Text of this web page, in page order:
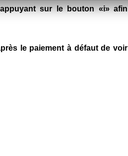
sur le bouton «i» afin
le paiement à défaut de voir